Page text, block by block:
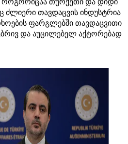
ძლიერი თავდაცვის ინდუსტრია
ფარგლებში თავდაცვითი
და აუცილებელ აქტორებად